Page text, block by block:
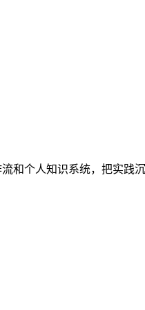
和个人知识系统，把实践沉